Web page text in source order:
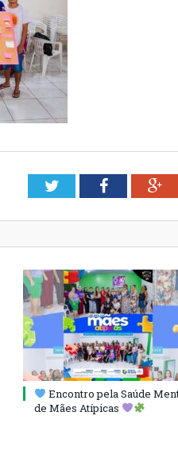
TwitterFacebook
Encontro pela Saúde
de Mães Atípicas